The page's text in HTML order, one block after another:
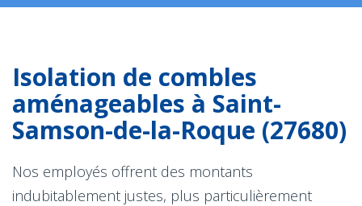
Isolation de combles
aménageables à Saint-
Samson-de-la-Roque (27680)
Nos employés offrent des montants
indubitablement justes, plus particulièrement